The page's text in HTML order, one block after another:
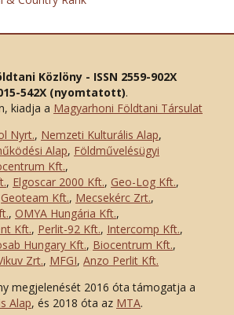
Közlöny - ISSN 2559-902X
542X (nyomtatott).
kiadja a Magyarhoni Földtani Társulat
Nyrt., Nemzeti Kulturális Alap,
Alap, Földművelésügyi
Kft.,
., Elgoscar 2000 Kft., Geo-Log Kft.,
Geoteam Kft., Mecsekérc Zrt.,
, OMYA Hungária Kft.,
Kft., Perlit-92 Kft., Intercomp Kft.,
Hungary Kft., Biocentrum Kft.,
Zrt., MFGI, Anzo Perlit Kft.
megjelenését 2016 óta támogatja a
Alap, és 2018 óta az MTA.